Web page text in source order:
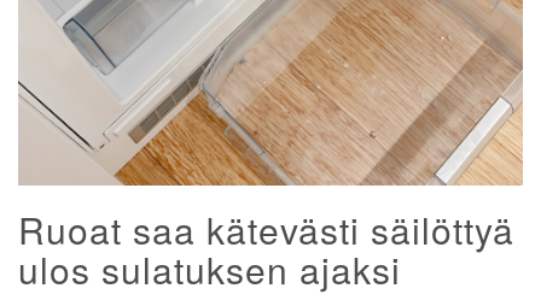
Ruoat saa kätevästi säilöttyä
ulos sulatuksen ajaksi